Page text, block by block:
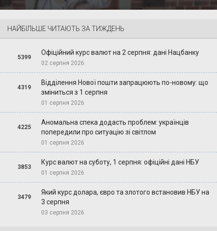
НАЙБІЛЬШЕ ЧИТАЮТЬ ЗА ТИЖДЕНЬ
5399
Офіційний курс валют на 2 серпня: дані Нацбанку
02 серпня 2026
4319
Відділення Нової пошти запрацюють по-новому: що
зміниться з 1 серпня
01 серпня 2026
4225
Аномальна спека додасть проблем: українців
попередили про ситуацію зі світлом
01 серпня 2026
3853
Курс валют на суботу, 1 серпня: офіційні дані НБУ
01 серпня 2026
3479
Який курс долара, євро та злотого встановив НБУ на
3 серпня
03 серпня 2026